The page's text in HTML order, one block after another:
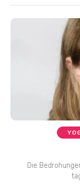
Die